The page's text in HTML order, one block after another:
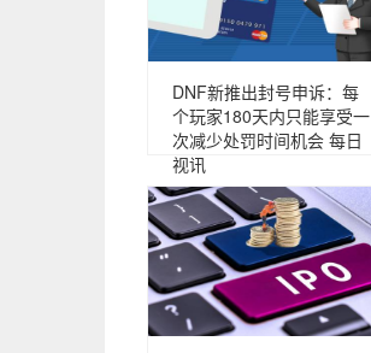
DNF新推出封号申诉：每
个玩家180天内只能享受一
次减少处罚时间机会 每日
视讯